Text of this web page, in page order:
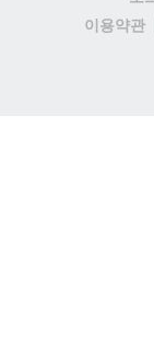
이용약관